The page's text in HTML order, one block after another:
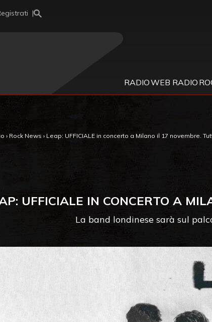
RADIOWEB RADIO
› Rock News › Leap: UFFICIALE in concerto a Milano il 17 novembre.
UFFICIALE IN CONCERTO A
La band londinese sarà sul